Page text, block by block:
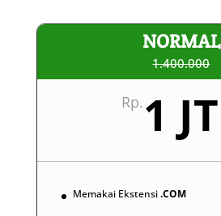
NORMAL
1.400.000
Rp.1 JT
Memakai Ekstensi.COM